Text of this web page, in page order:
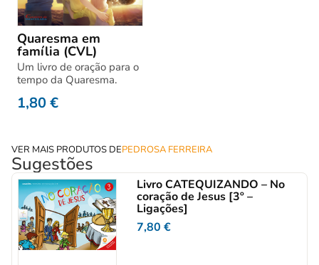
Quaresma em
família (CVL)
Um livro de oração para o
tempo da Quaresma.
1,80€
VER MAIS PRODUTOS DEPEDROSA FERREIRA
Sugestões
Livro CATEQUIZANDO – No
coração de Jesus [3º –
Ligações]
7,80€